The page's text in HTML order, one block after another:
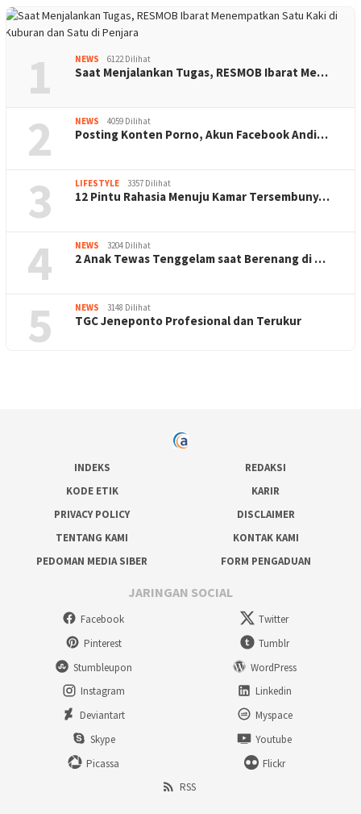
1 NEWS 6122 Dilihat
Saat Menjalankan Tugas, RESMOB Ibarat Me…
2 NEWS 4059 Dilihat
Posting Konten Porno, Akun Facebook Andi…
3 LIFESTYLE 3357 Dilihat
12 Pintu Rahasia Menuju Kamar Tersembuny…
4 NEWS 3204 Dilihat
2 Anak Tewas Tenggelam saat Berenang di …
5 NEWS 3148 Dilihat
TGC Jeneponto Profesional dan Terukur
INDEKS
REDAKSI
KODE ETIK
KARIR
PRIVACY POLICY
DISCLAIMER
TENTANG KAMI
KONTAK KAMI
PEDOMAN MEDIA SIBER
FORM PENGADUAN
JARINGAN SOCIAL
Facebook
Twitter
Pinterest
Tumblr
Stumbleupon
WordPress
Instagram
Linkedin
Deviantart
Myspace
Skype
Youtube
Picassa
Flickr
RSS